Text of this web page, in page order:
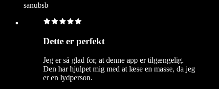
sanubsb
Dette er perfekt
Jeg er så glad for, at denne app er tilgængelig.
Den har hjulpet mig med at læse en masse, da jeg
er en lydperson.